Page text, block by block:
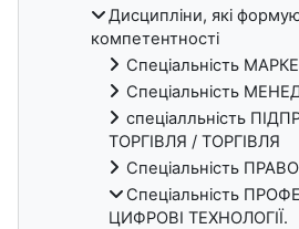
Дисципліни, які
компетентності
Спеціальність
Спеціальність
спеціалльність
ТОРГІВЛЯ / ТОРГІВЛЯ
Спеціальність ПРАВО
Спеціальність
ЦИФРОВІ ТЕХНОЛОГІЇ.